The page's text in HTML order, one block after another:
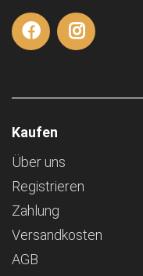
Kaufen
Über uns
Registrieren
Zahlung
Versandkosten
AGB